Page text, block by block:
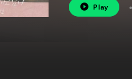
Play